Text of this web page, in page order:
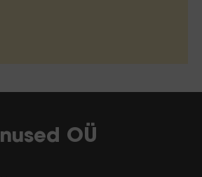
OÜ